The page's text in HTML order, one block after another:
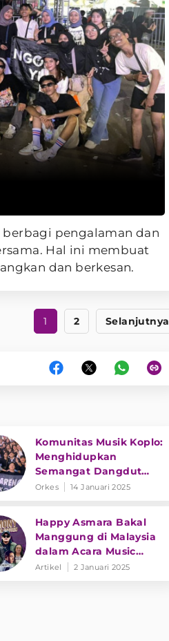
pengalaman dan
Hal ini membuat
dan berkesan.
1 2 Selanjutnya
Komunitas Musik Koplo:
Menghidupkan
Semangat Dangdut
Koplo di Kalangan Anak
Orkes 14 Januari 2025
Happy Asmara Bakal
Manggung di Malaysia
dalam Acara Music
Concert Harmony Charly
Artikel 2 Januari 2025